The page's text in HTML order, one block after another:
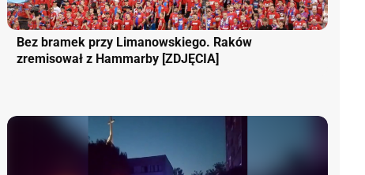
Bez bramek przy Limanowskiego. Raków
zremisował z Hammarby [ZDJĘCIA]